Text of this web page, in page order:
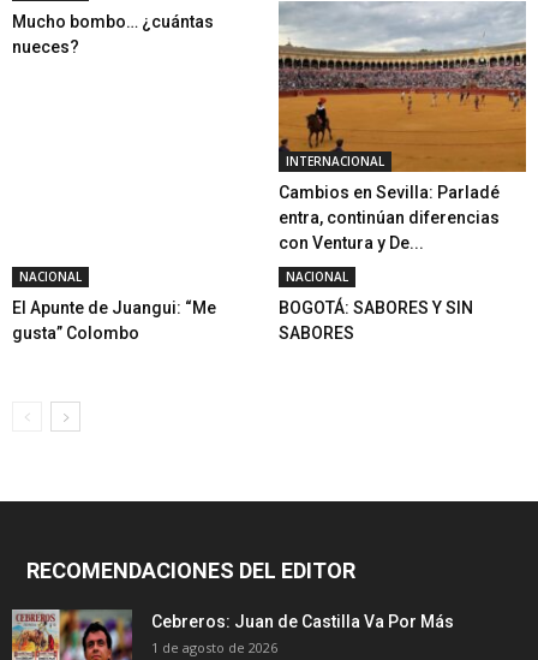
Mucho bombo… ¿cuántas
nueces?
INTERNACIONAL
Cambios en Sevilla: Parladé
entra, continúan diferencias
con Ventura y De...
NACIONAL
El Apunte de Juangui: “Me
gusta” Colombo
NACIONAL
BOGOTÁ: SABORES Y SIN
SABORES
RECOMENDACIONES DEL EDITOR
Cebreros: Juan de Castilla Va Por Más
1 de agosto de 2026